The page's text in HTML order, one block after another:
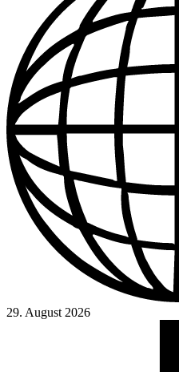
29. August 2026